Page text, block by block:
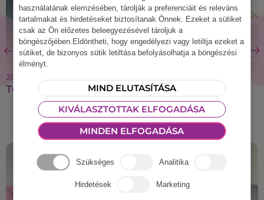
2023 szeptember 25.
TOP 3 employer branding eszköz 2023 őszére
használatának elemzésében, tárolják a preferenciáit és releváns
tartalmakat és hirdetéseket biztosítanak Önnek. Ezeket a sütiket
csak az Ön előzetes beleegyezésével tároljuk a
böngészőjében.Eldöntheti, hogy engedélyezi vagy letiltja ezeket a
sütiket, de bizonyos sütik letiltása befolyásolhatja a böngészési
élményt.
MIND ELUTASÍTÁSA
KIVÁLASZTOTTAK ELFOGADÁSA
MINDEN ELFOGADÁSA
Szükséges Analitika
Hirdetések Marketing